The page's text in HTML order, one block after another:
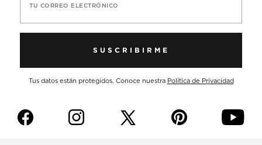
TU CORREO ELECTRÓNICO
SUSCRIBIRME
Tus datos están protegidos. Conoce nuestra Política de Privacidad
f i p y